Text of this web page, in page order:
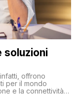
soluzioni
offrono
per il mondo
e la connettività